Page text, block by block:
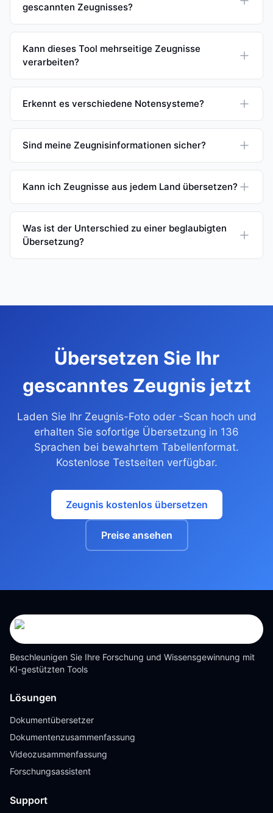
gescannten Zeugnisses?
Kann dieses Tool mehrseitige Zeugnisse
verarbeiten?
Erkennt es verschiedene Notensysteme?
Sind meine Zeugnisinformationen sicher?
Kann ich Zeugnisse aus jedem Land übersetzen?
Was ist der Unterschied zu einer beglaubigten
Übersetzung?
Übersetzen Sie Ihr
gescanntes Zeugnis jetzt
Laden Sie Ihr Zeugnis-Foto oder -Scan hoch und
erhalten Sie sofortige Übersetzung in 136
Sprachen bei bewahrtem Tabellenformat.
Kostenlose Testseiten verfügbar.
Zeugnis kostenlos übersetzen
Preise ansehen
Beschleunigen Sie Ihre Forschung und Wissensgewinnung mit
KI-gestützten Tools
Lösungen
Dokumentübersetzer
Dokumentenzusammenfassung
Videozusammenfassung
Forschungsassistent
Support